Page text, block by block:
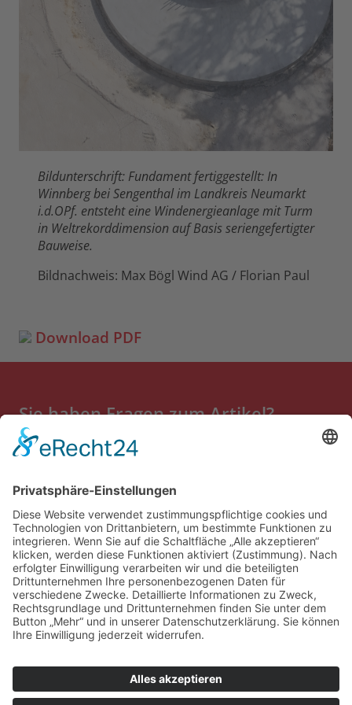
Bildunterschrift: Fundament fertiggestellt: In
Winnberg bei Sengenthal im Landkreis Neumarkt
i.d.OPf. entsteht eine Windenergieanlage mit Turm
in Weltrekorddimension auf Basis seriengefertigter
Bauweise.
Bildnachweis: Max Bögl Wind AG / Florian Paul
Download PDF
Sie haben Fragen zum Artikel?
Kontaktieren Sie uns gerne.
Zum Kontaktformular
Impressum Kontakt
Datenschutz